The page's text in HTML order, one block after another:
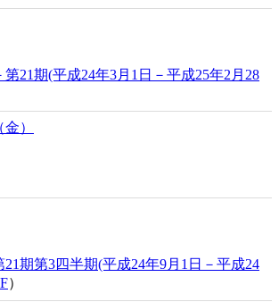
21期(平成24年3月1日－平成25年2月28
）
21期第3四半期(平成24年9月1日－平成24
）